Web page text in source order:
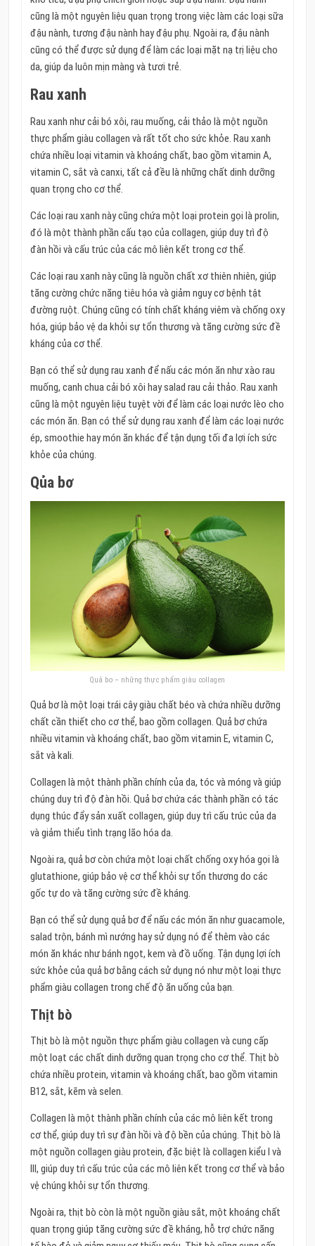
cũng là một nguyên liệu quan trọng trong việc làm các loại sữa
đậu nành, tương đậu nành hay đậu phụ. Ngoài ra, đậu nành
cũng có thể được sử dụng để làm các loại mặt nạ trị liệu cho
da, giúp da luôn mịn màng và tươi trẻ.
Rau xanh
Rau xanh như cải bó xôi, rau muống, cải thảo là một nguồn
thực phẩm giàu collagen và rất tốt cho sức khỏe. Rau xanh
chứa nhiều loại vitamin và khoáng chất, bao gồm vitamin A,
vitamin C, sắt và canxi, tất cả đều là những chất dinh dưỡng
quan trọng cho cơ thể.
Các loại rau xanh này cũng chứa một loại protein gọi là prolin,
đó là một thành phần cấu tạo của collagen, giúp duy trì độ
đàn hồi và cấu trúc của các mô liên kết trong cơ thể.
Các loại rau xanh này cũng là nguồn chất xơ thiên nhiên, giúp
tăng cường chức năng tiêu hóa và giảm nguy cơ bệnh tật
đường ruột. Chúng cũng có tính chất kháng viêm và chống oxy
hóa, giúp bảo vệ da khỏi sự tổn thương và tăng cường sức đề
kháng của cơ thể.
Bạn có thể sử dụng rau xanh để nấu các món ăn như xào rau
muống, canh chua cải bó xôi hay salad rau cải thảo. Rau xanh
cũng là một nguyên liệu tuyệt vời để làm các loại nước lèo cho
các món ăn. Bạn có thể sử dụng rau xanh để làm các loại nước
ép, smoothie hay món ăn khác để tận dụng tối đa lợi ích sức
khỏe của chúng.
Qủa bơ
Quả bơ – những thực phẩm giàu collagen
Quả bơ là một loại trái cây giàu chất béo và chứa nhiều dưỡng
chất cần thiết cho cơ thể, bao gồm collagen. Quả bơ chứa
nhiều vitamin và khoáng chất, bao gồm vitamin E, vitamin C,
sắt và kali.
Collagen là một thành phần chính của da, tóc và móng và giúp
chúng duy trì độ đàn hồi. Quả bơ chứa các thành phần có tác
dụng thúc đẩy sản xuất collagen, giúp duy trì cấu trúc của da
và giảm thiểu tình trạng lão hóa da.
Ngoài ra, quả bơ còn chứa một loại chất chống oxy hóa gọi là
glutathione, giúp bảo vệ cơ thể khỏi sự tổn thương do các
gốc tự do và tăng cường sức đề kháng.
Bạn có thể sử dụng quả bơ để nấu các món ăn như guacamole,
salad trộn, bánh mì nướng hay sử dụng nó để thêm vào các
món ăn khác như bánh ngọt, kem và đồ uống. Tận dụng lợi ích
sức khỏe của quả bơ bằng cách sử dụng nó như một loại thực
phẩm giàu collagen trong chế độ ăn uống của bạn.
Thịt bò
Thịt bò là một nguồn thực phẩm giàu collagen và cung cấp
một loạt các chất dinh dưỡng quan trọng cho cơ thể. Thịt bò
chứa nhiều protein, vitamin và khoáng chất, bao gồm vitamin
B12, sắt, kẽm và selen.
Collagen là một thành phần chính của các mô liên kết trong
cơ thể, giúp duy trì sự đàn hồi và độ bền của chúng. Thịt bò là
một nguồn collagen giàu protein, đặc biệt là collagen kiểu I và
III, giúp duy trì cấu trúc của các mô liên kết trong cơ thể và bảo
vệ chúng khỏi sự tổn thương.
Ngoài ra, thịt bò còn là một nguồn giàu sắt, một khoáng chất
quan trọng giúp tăng cường sức đề kháng, hỗ trợ chức năng